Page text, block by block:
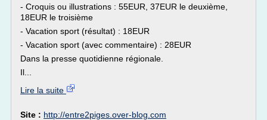
- Croquis ou illustrations : 55EUR, 37EUR le deuxième,
18EUR le troisième
- Vacation sport (résultat) : 18EUR
- Vacation sport (avec commentaire) : 28EUR
Dans la presse quotidienne régionale.
Il...
Lire la suite
Site : http://entre2piges.over-blog.com